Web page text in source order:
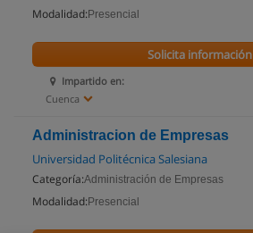
Modalidad: Presencial
Impartido en:
Cuenca
Solicita información
Administracion de Empresas
Universidad Politécnica Salesiana
Categoría:Administración de Empresas
Modalidad: Presencial